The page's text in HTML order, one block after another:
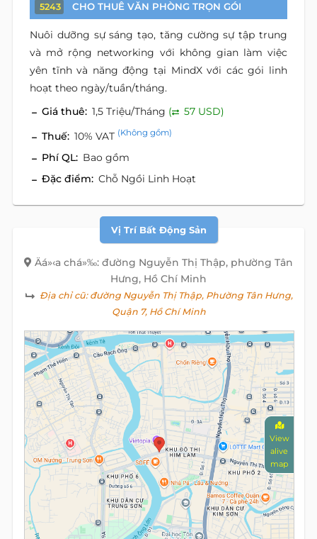
5243 CHO THUÊ VĂN PHÒNG TRỌN GÓI
Nuôi dưỡng sự sáng tạo, tăng cường sự tập trung
và mở rộng networking với không gian làm việc
yên tĩnh và năng động tại MindX với các gói linh
hoạt theo ngày/tuần/tháng.
Giá thuê: 1,5 Triệu/Tháng (
57 USD)
Thuế: 10% VAT (Không gồm)
Phí QL: Bao gồm
Đặc điểm: Chỗ Ngồi Linh Hoạt
Vị Trí Bất Động Sản
Äá»‹a chá»‰: đường Nguyễn Thị Thập, phường Tân
Hưng, Hồ Chí Minh
Địa chỉ cũ:đường Nguyễn Thị Thập, Phường Tân Hưng,
Quận 7, Hồ Chí Minh
View
alive
map